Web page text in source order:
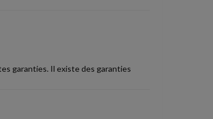
garanties. Il existe des garanties